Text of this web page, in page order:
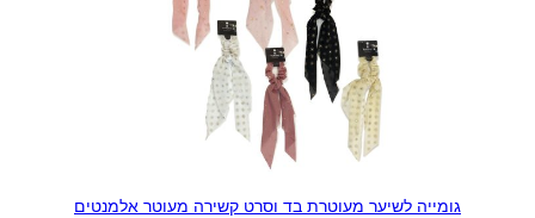
גומייה לשיער מעוטרת בד וסרט קשירה מעוטר אלמנטים